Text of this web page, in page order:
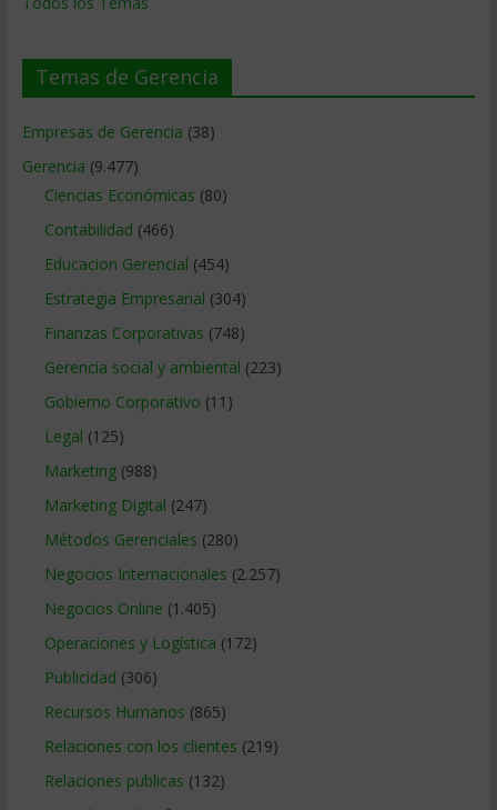
Temas de Gerencia
Empresas de Gerencia (38)
Gerencia (9.477)
Ciencias Económicas (80)
Contabilidad (466)
Educacion Gerencial (454)
Estrategia Empresarial (304)
Finanzas Corporativas (748)
Gerencia social y ambiental (223)
Gobierno Corporativo (11)
Legal (125)
Marketing(988)
Marketing Digital (247)
Métodos Gerenciales (280)
Negocios Internacionales (2.257)
Negocios Online (1.405)
Operaciones y Logística (172)
Publicidad (306)
Recursos Humanos (865)
Relaciones con los clientes (219)
Relaciones publicas (132)